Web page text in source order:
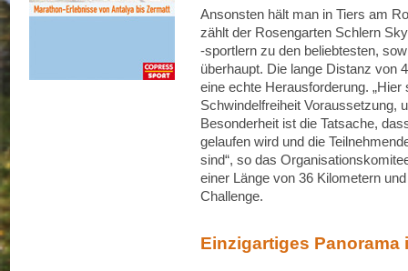
Ansonsten hält man in Tiers am
zählt der Rosengarten Schlern
-sportlern zu den beliebtesten,
überhaupt. Die lange Distanz von
eine echte Herausforderung.
Schwindelfreiheit Voraussetzung,
Besonderheit ist die Tatsache,
gelaufen wird und die
sind“, so das
einer Länge von 36 Kilometern
Challenge.
Einzigartiges Panorama